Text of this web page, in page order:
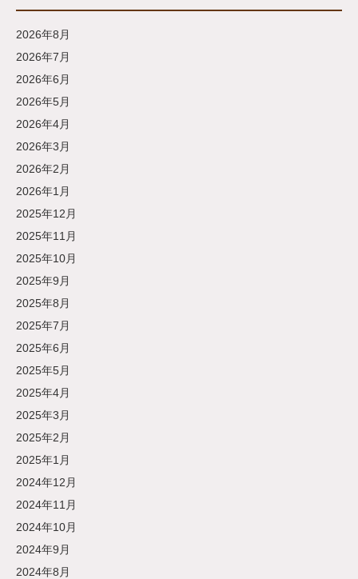
2026年8月
2026年7月
2026年6月
2026年5月
2026年4月
2026年3月
2026年2月
2026年1月
2025年12月
2025年11月
2025年10月
2025年9月
2025年8月
2025年7月
2025年6月
2025年5月
2025年4月
2025年3月
2025年2月
2025年1月
2024年12月
2024年11月
2024年10月
2024年9月
2024年8月